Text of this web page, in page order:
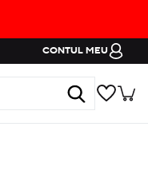
CONTUL MEU